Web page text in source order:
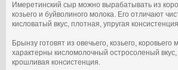
Имеретинский сыр можно вырабатывать из
козьего и буйволиного молока. Его отличают
кисловатый вкус, плотная, упругая
Брынзу готовят из овечьего, козьего,
характерны кисломолочный остросоленый вкус,
крошливая консистенция.